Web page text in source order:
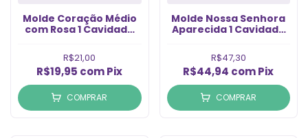
Molde Coração Médio
com Rosa 1 Cavidade
R$21,00
R$19,95 comPix
COMPRAR
Molde Nossa Senhora
Aparecida 1 Cavidade
R$47,30
R$44,94 comPix
COMPRAR